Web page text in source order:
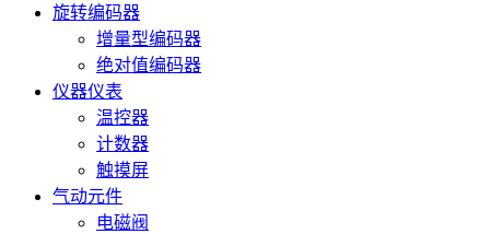
旋转编码器
增量型编码器
绝对值编码器
仪器仪表
温控器
计数器
触摸屏
气动元件
电磁阀